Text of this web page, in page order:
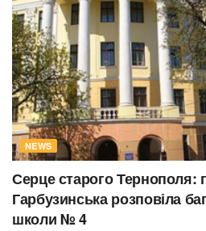
NEWS
Серце старого Тернополя:
Гарбузинська розповіла
школи № 4